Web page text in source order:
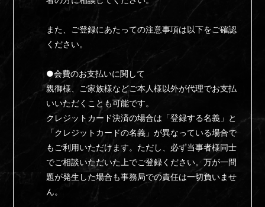
また、ご登録にあたっての注意事項は以下をご確認
ください。
●会費のお支払いに関して
親御様、ご家族様などご本人様以外が代理でお支払
いいただくことも可能です。
クレジットカード決済の場合は「登録する名義」と
「クレジットカードの名義」が異なっている場合で
もご利用いただけます。ただし、必ず当事者様同士
でご相談いただいた上でご登録ください。万が一問
題が発生した場合も事務局での責任は一切負いませ
ん。